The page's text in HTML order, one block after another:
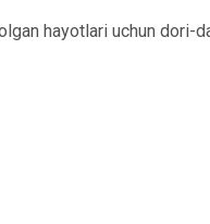
hayotlari uchun dori-